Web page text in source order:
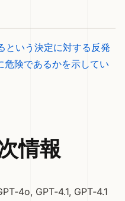
という決定に対する反発
危険であるかを示してい
情報
GPT‑4.1, GPT‑4.1